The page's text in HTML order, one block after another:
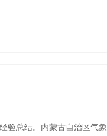
验总结。内蒙古自治区气